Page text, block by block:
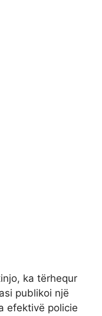
ka tërhequr
publikoi një
efektivë policie